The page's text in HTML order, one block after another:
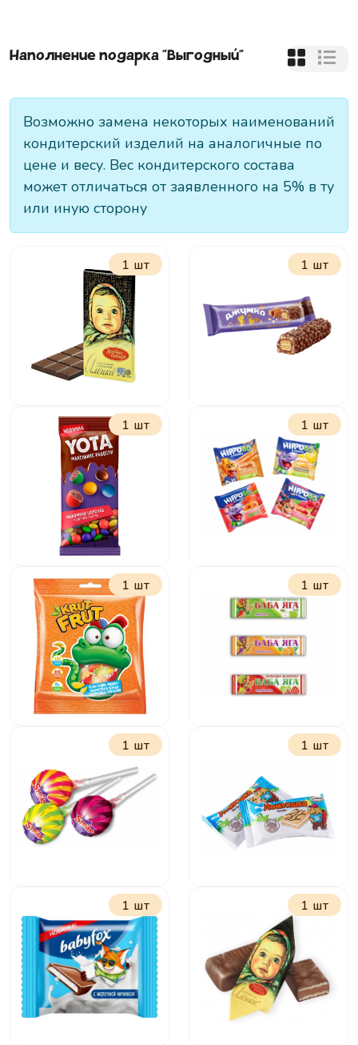
Наполнение подарка "Выгодный"
Возможно замена некоторых наименований
кондитерский изделий на аналогичные по
цене и весу. Вес кондитерского состава
может отличаться от заявленного на 5% в ту
или иную сторону
1 шт
Шоколад Алёнка
молочная 75 г
1 шт
Батончик Джумка
37 г
1 шт
Драже молочный
шоколад в
цветной глазури
40г
1 шт
Бисквит Хиппобо и
друзья с
малиновой
начинкой 32г
1 шт
Мармелад Крут
Фрут Змейки 70 г
1 шт
Жевательная
конфета Баба Яга
11 г
1 шт
Карамель на
палочке Страйк 11
1 шт
Ломтишка
1 шт 1 шт